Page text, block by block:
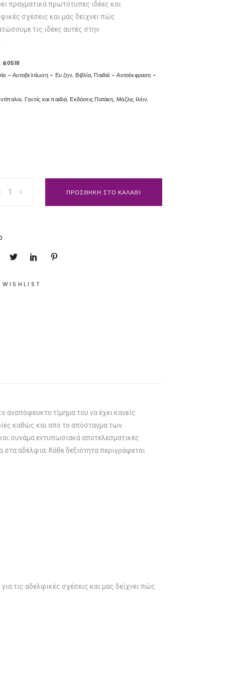
πραγματικά πρωτότυπες ιδέες και
σχέσεις και μας δείχνει πώς
τις ιδέες αυτές στην
B0518
- Αυτοβελτίωση - Ευ ζην, Βιβλία, Παιδιά - Αυτοέκφραση -
, Γονείς και παιδιά, Εκδόσεις Πατάκη, Μάζλις Ιλέιν,
ΠΡΟΣΘΗΚΗ ΣΤΟ ΚΑΛΑΘΙ
αναπόφευκτο τίμημα του να έχει κανείς
καθώς και από το απόσταγμα των
συνάμα εντυπωσιακά αποτελεσματικές
αδέλφια. Κάθε δεξιότητα περιγράφεται
τις αδελφικές σχέσεις και μας δείχνει πώς